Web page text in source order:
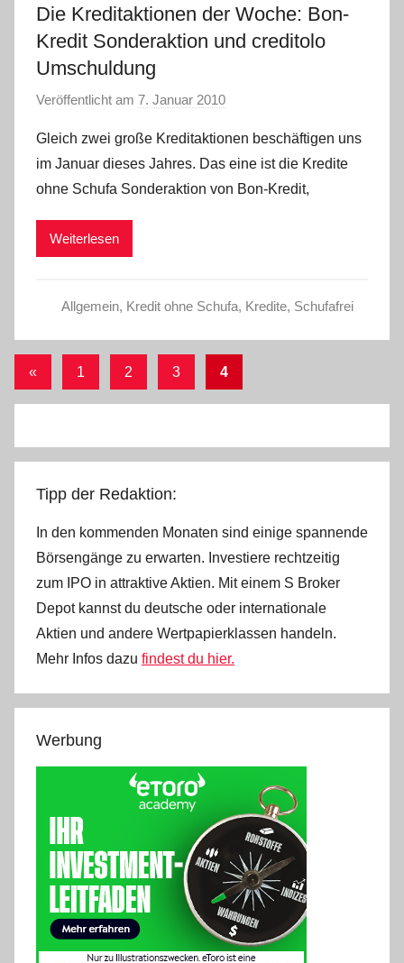
Die Kreditaktionen der Woche: Bon-
Kredit Sonderaktion und creditolo
Umschuldung
Veröffentlicht am 7. Januar 2010
n
C
h
e
W
.
Gleich zwei große Kreditaktionen beschäftigen uns
im Januar dieses Jahres. Das eine ist die Kredite
ohne Schufa Sonderaktion von Bon-Kredit,
Weiterlesen
Allgemein, Kredit ohne Schufa, Kredite, Schufafrei
Seitennummerierung
der
« Vorherige
1 2 3 4
Tipp der Redaktion:
In den kommenden Monaten sind einige spannende
Börsengänge zu erwarten. Investiere rechtzeitig
zum IPO in attraktive Aktien. Mit einem S Broker
Depot kannst du deutsche oder internationale
Aktien und andere Wertpapierklassen handeln.
Mehr Infos dazu findest du hier.
Werbung